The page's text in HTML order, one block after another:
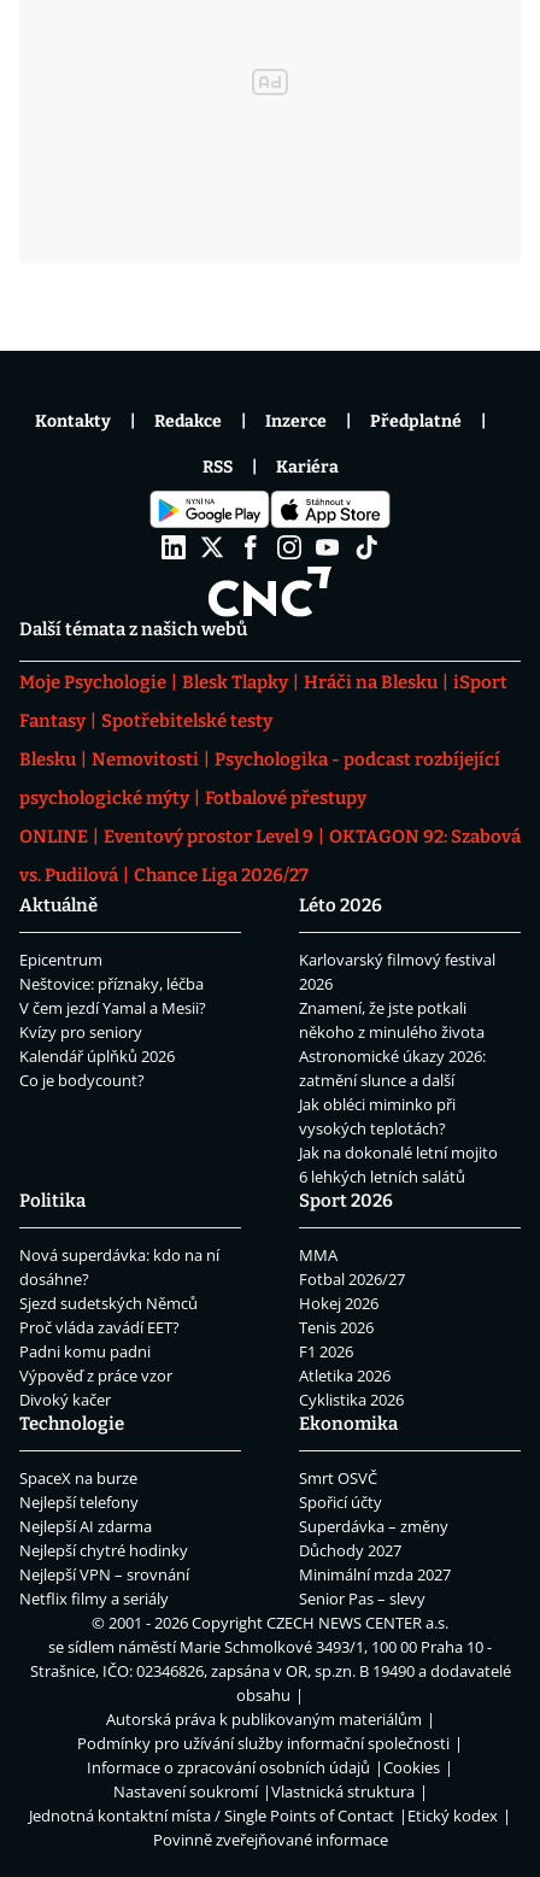
Další témata z našich webů
Moje Psychologie Blesk Tlapky Hráči na Blesku
iSport
Fantasy
Spotřebitelské testy
Blesku
Nemovitosti
Psychologika - podcast rozbíjející
psychologické mýty
Fotbalové přestupy
ONLINE
Eventový prostor Level 9
OKTAGON 92: Szabová
vs. Pudilová
Chance Liga 2026/27
Aktuálně
Epicentrum
Neštovice: příznaky, léčba
V čem jezdí Yamal a Mesii?
Kvízy pro seniory
Kalendář úplňků 2026
Co je bodycount?
Léto 2026
Karlovarský filmový festival
2026
Znamení, že jste potkali
někoho z minulého života
Astronomické úkazy 2026:
zatmění slunce a další
Jak obléci miminko při
vysokých teplotách?
Jak na dokonalé letní mojito
6 lehkých letních salátů
Politika
Nová superdávka: kdo na ní
dosáhne?
Sjezd sudetských Němců
Proč vláda zavádí EET?
Padni komu padni
Výpověď z práce vzor
Divoký kačer
Sport 2026
MMA
Fotbal 2026/27
Hokej 2026
Tenis 2026
F1 2026
Atletika 2026
Cyklistika 2026
Technologie
SpaceX na burze
Nejlepší telefony
Nejlepší AI zdarma
Nejlepší chytré hodinky
Nejlepší VPN – srovnání
Netflix filmy a seriály
Ekonomika
Smrt OSVČ
Spořicí účty
Superdávka – změny
Důchody 2027
Minimální mzda 2027
Senior Pas – slevy
Kontakty Redakce Inzerce Předplatné
RSS Kariéra
© 2001 - 2026 CopyrightCZECH NEWS CENTER a.s.
se sídlem náměstí Marie Schmolkové 3493/1, 100 00 Praha 10 -
Strašnice, IČO: 02346826, zapsána v OR, sp.zn. B 19490 a dodavatelé
obsahu
Autorská práva k publikovaným materiálům
Podmínky pro užívání služby informační společnosti
Informace o zpracování osobních údajů
Cookies
Nastavení soukromí
Vlastnická struktura
Jednotná kontaktní místa / Single Points of Contact
Etický kodex
Povinně zveřejňované informace